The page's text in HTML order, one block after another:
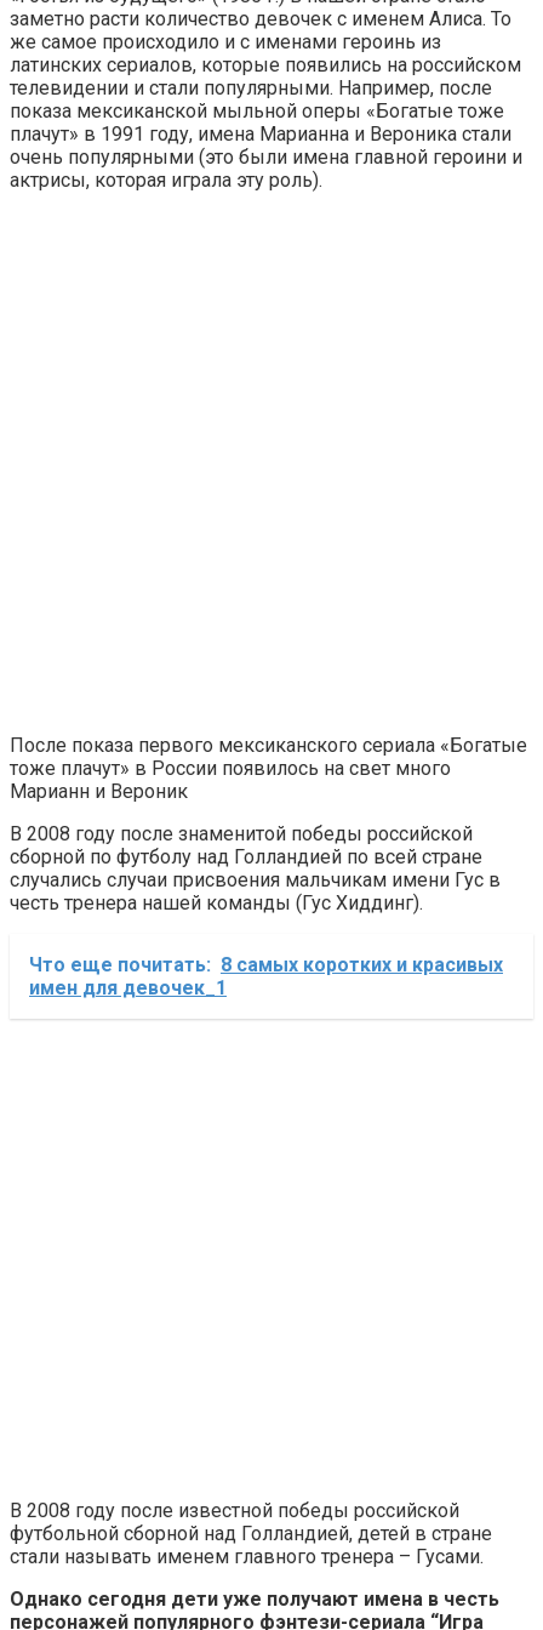
заметно расти количество девочек с именем Алиса. То
же самое происходило и с именами героинь из
латинских сериалов, которые появились на российском
телевидении и стали популярными. Например, после
показа мексиканской мыльной оперы «Богатые тоже
плачут» в 1991 году, имена Марианна и Вероника стали
очень популярными (это были имена главной героини и
актрисы, которая играла эту роль).
После показа первого мексиканского сериала «Богатые
тоже плачут» в России появилось на свет много
Марианн и Вероник
В 2008 году после знаменитой победы российской
сборной по футболу над Голландией по всей стране
случались случаи присвоения мальчикам имени Гус в
честь тренера нашей команды (Гус Хиддинг).
Что еще почитать: 8 самых коротких и красивых
имен для девочек_1
В 2008 году после известной победы российской
футбольной сборной над Голландией, детей в стране
стали называть именем главного тренера – Гусами.
Однако сегодня дети уже получают имена в честь
персонажей популярного фэнтези-сериала “Игра